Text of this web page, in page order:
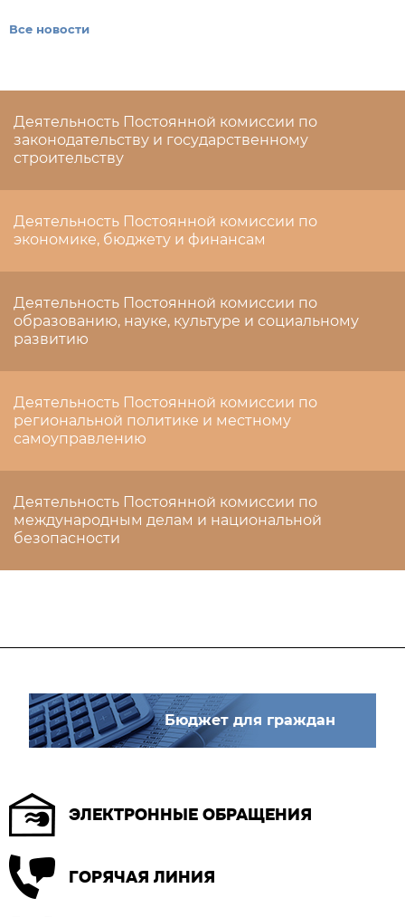
Все новости
Деятельность Постоянной комиссии по
законодательству и государственному
строительству
Деятельность Постоянной комиссии по
экономике, бюджету и финансам
Деятельность Постоянной комиссии по
образованию, науке, культуре и социальному
развитию
Деятельность Постоянной комиссии по
региональной политике и местному
самоуправлению
Деятельность Постоянной комиссии по
международным делам и национальной
безопасности
Бюджет для граждан
ЭЛЕКТРОННЫЕ ОБРАЩЕНИЯ
ГОРЯЧАЯ ЛИНИЯ